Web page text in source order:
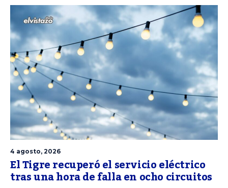
4 agosto, 2026
El Tigre recuperó el servicio eléctrico
tras una hora de falla en ocho circuitos